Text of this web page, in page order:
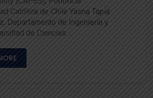
Católica de Chile Yasna Tapia
Departamento de Ingeniería y
de Ciencias …